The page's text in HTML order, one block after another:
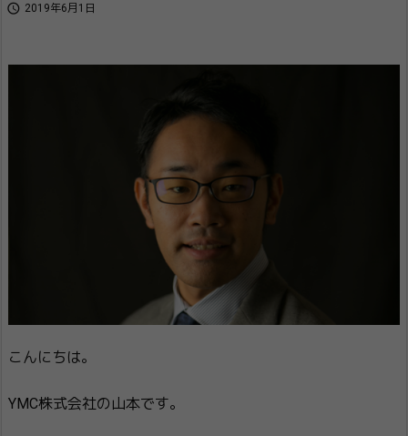
 2019年6月1日
こんにちは。
YMC株式会社の山本です。